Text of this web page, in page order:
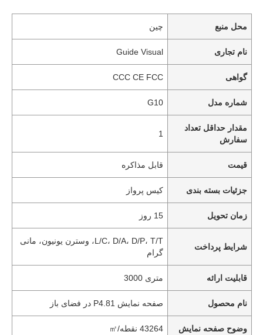
محل منبع چین
نام تجاری Guide Visual
گواهی CCC CE FCC
شماره مدل G10
مقدار حداقل تعداد
سفارش
1
قیمت قابل مذاکره
جزئیات بسته بندی کیس پرواز
زمان تحویل 15 روز
شرایط پرداخت
L/C، D/A، D/P، T/T، وسترن یونیون، مانی
گرام
قابلیت ارائه متری 3000
نام محصول صفحه نمایش P4.81 در فضای باز
وضوح صفحه نمایش 43264 نقطه/㎡